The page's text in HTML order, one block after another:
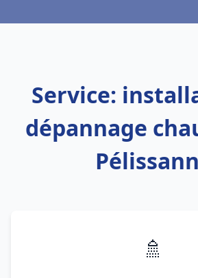
Service:
dépannage
🚿